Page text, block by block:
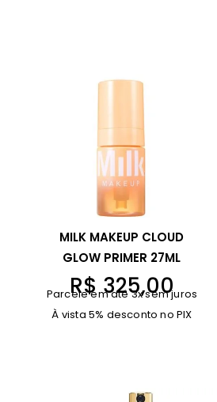
MILK MAKEUP CLOUD
GLOW PRIMER 27ML
R$325,00
Parcele em até 3x sem juros
À vista 5% desconto no PIX